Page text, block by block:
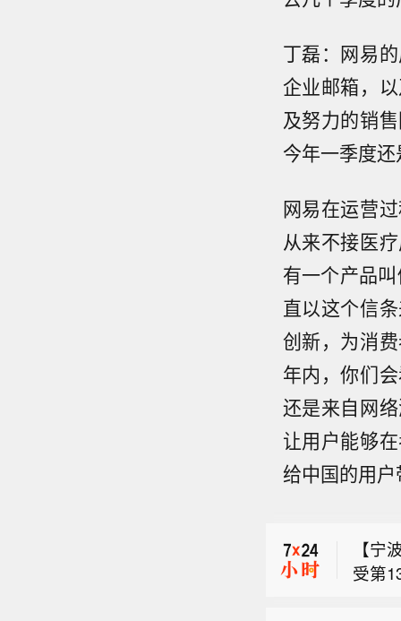
丁磊：网易
企业邮箱，
及努力的销
今年一季度
网易在运营
从来不接医
有一个产品
直以这个信
创新，为消
年内，你们
还是来自网
让用户能够
给中国的用
【中
集团
风
公里
【宁
受第